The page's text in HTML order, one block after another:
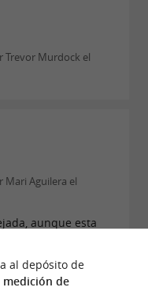
Trevor Murdock el
Mari Aguilera el
aunque esta
al depósito de
medición de